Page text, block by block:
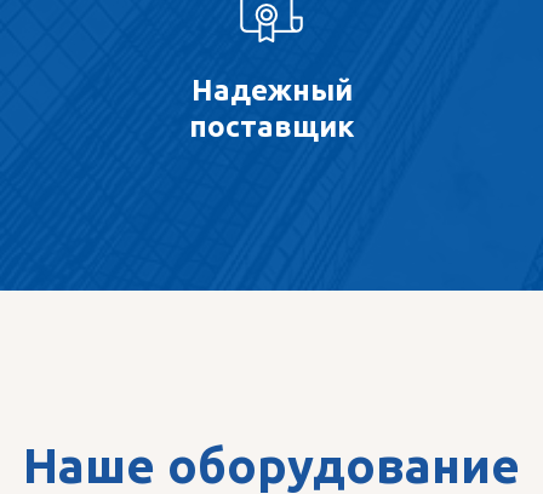
Надежный
поставщик
Наше оборудование